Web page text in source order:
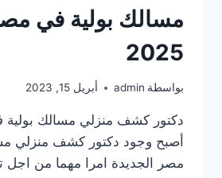
مسالك بولية في
2025
بواسطة admin أبريل 15, 2023
دكتور كشف منزلي مسالك بولية
أصبح وجود دكتور كشف منزلي
مصر الجديدة امرا مهما من اجل